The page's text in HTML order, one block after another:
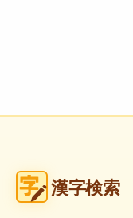
漢字検索